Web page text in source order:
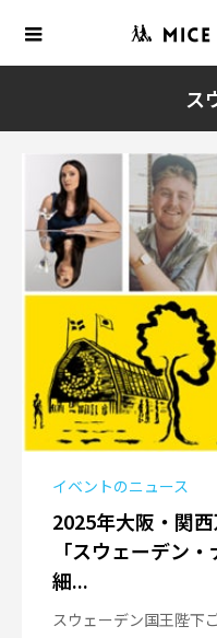
ス
イベントのニュース
2025年大阪・関西
「スウェーデン
細...
スウェーデン国王陛下